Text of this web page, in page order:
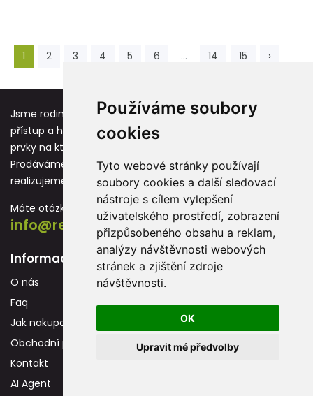
Používáme soubory
cookies
Tyto webové stránky používají
soubory cookies a další sledovací
nástroje s cílem vylepšení
uživatelského prostředí, zobrazení
přizpůsobeného obsahu a reklam,
analýzy návštěvnosti webových
stránek a zjištění zdroje
návštěvnosti.
OK
Upravit mé předvolby
1 2 3 4 5 6 ... 14 15 ›
Jsme rodinná firma založená před více jak 25 lety. Osobní
přístup a hodnoty jako respekt, úcta a vděk jsou základní
prvky na kterých stavíme každou novou spolupráci.
Prodáváme reklamní předměty s potiskem, které
realizujeme převážně na vlastních strojích.
Máte otázku? Neváhejte nás kontaktovat:
info@reklamnidarky.cz
Informace
O nás
Faq
Jak nakupovat
Obchodní podmínky
Kontakt
AI Agent